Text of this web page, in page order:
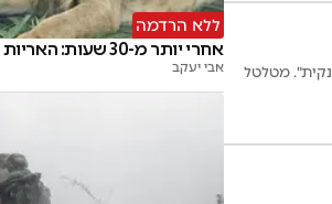
מטלטל
ללא הרדמה
אחרי יותר מ-30 שעות: האריות הגיעו לאפריקה. צפו
אבי יעקב